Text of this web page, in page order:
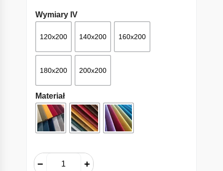
Wymiary IV
120x200 140x200 160x200
180x200 200x200
Materiał
− +